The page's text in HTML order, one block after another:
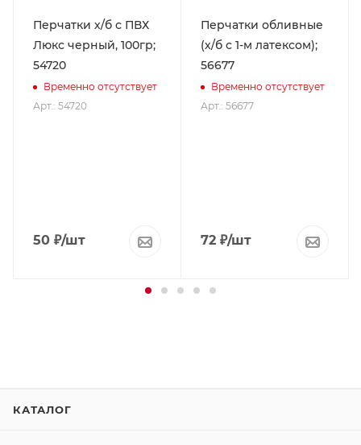
Перчатки х/б с ПВХ
Люкс черный, 100гр;
54720
Временно отсутствует
Арт.: 54720
50 ₽/шт
Перчатки обливные
(х/б с 1-м латексом);
56677
Временно отсутствует
Арт.: 56677
72 ₽/шт
КАТАЛОГ